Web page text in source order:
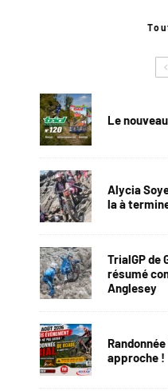
Le
Alycia
la à
TrialGP de
résumé
Anglesey
approche !